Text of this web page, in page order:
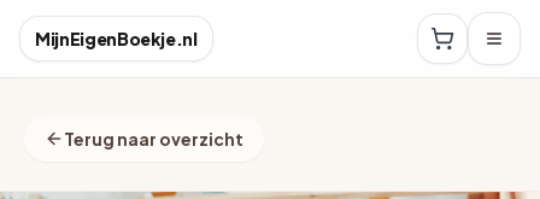
MijnEigenBoekje.nl
Terug naar overzicht